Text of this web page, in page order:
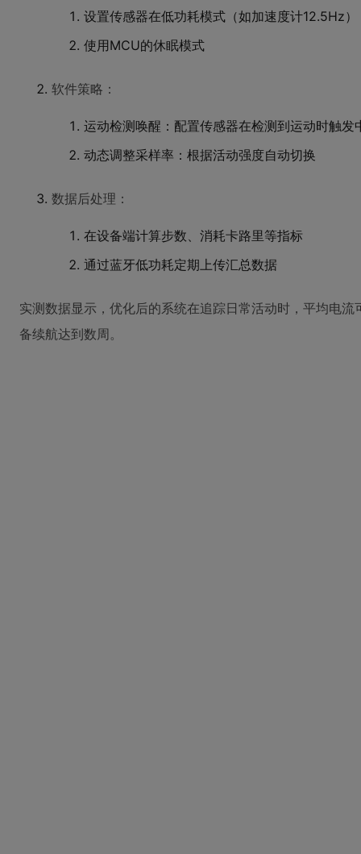
设置传感器在低功耗模式（如加速度计12.5Hz）
使用MCU的休眠模式
软件策略：
运动检测唤醒：配置传感器在检测到运动时触发
动态调整采样率：根据活动强度自动切换
数据后处理：
在设备端计算步数、消耗卡路里等指标
通过蓝牙低功耗定期上传汇总数据
实测数据显示，优化后的系统在追踪日常活动时，平均电
备续航达到数周。